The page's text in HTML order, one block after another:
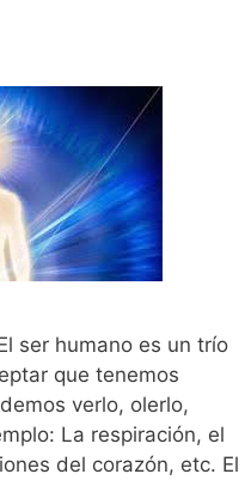
ser humano es un trío
que tenemos
verlo, olerlo,
La respiración, el
del corazón, etc. El